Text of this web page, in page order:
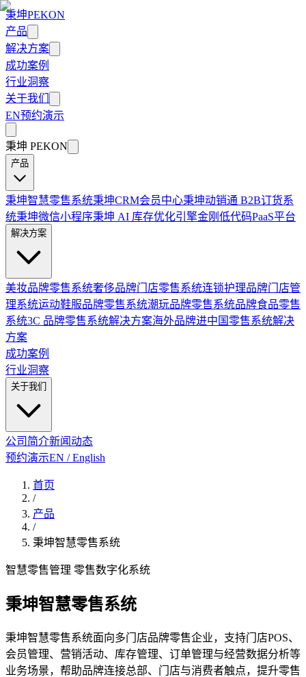
秉坤PEKON
产品
解决方案
成功案例
行业洞察
关于我们
EN预约演示
秉坤 PEKON
产品
秉坤智慧零售系统秉坤CRM会员中心秉坤动销通 B2B订货系
统秉坤微信小程序秉坤 AI 库存优化引擎金刚低代码PaaS平台
解决方案
美妆品牌零售系统奢侈品牌门店零售系统连锁护理品牌门店管
理系统运动鞋服品牌零售系统潮玩品牌零售系统品牌食品零售
系统3C 品牌零售系统解决方案海外品牌进中国零售系统解决
方案
成功案例
行业洞察
关于我们
公司简介新闻动态
预约演示EN / English
首页
/
产品
/
秉坤智慧零售系统
智慧零售管理 零售数字化系统
秉坤智慧零售系统
秉坤智慧零售系统面向多门店品牌零售企业，支持门店POS、
会员管理、营销活动、库存管理、订单管理与经营数据分析等
业务场景，帮助品牌连接总部、门店与消费者触点，提升零售